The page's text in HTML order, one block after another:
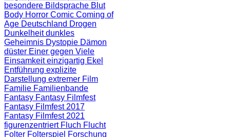
besondere Bildsprache Blut
Body Horror Comic Coming of
Age Deutschland Drogen
Dunkelheitdunkles
Geheimnis Dystopie Dämon
düster Einer gegen Viele
Einsamkeiteinzigartig Ekel
Entführung explizite
Darstellung extremer Film
Familie Familienbande
Fantasy Fantasy Filmfest
Fantasy Filmfest 2017
Fantasy Filmfest 2021
figurenzentriert Fluch Flucht
Folter Folterspiel Forschung